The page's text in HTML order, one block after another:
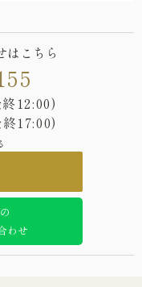
はこちら
12:00)
17:00)
わせ